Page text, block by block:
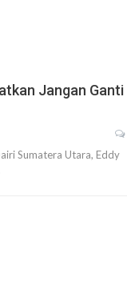
Jangan Ganti
Sumatera Utara, Eddy